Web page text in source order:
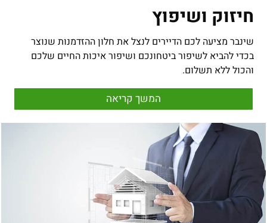
חיזוק ושיפוץ
שינבר מציעה לכם הדיירים לנצל את חלון ההזדמנות שנוצר
בכדי להביא לשיפור ביטחונכם ושיפור איכות החיים שלכם
והכול ללא תשלום.
המשך קריאה